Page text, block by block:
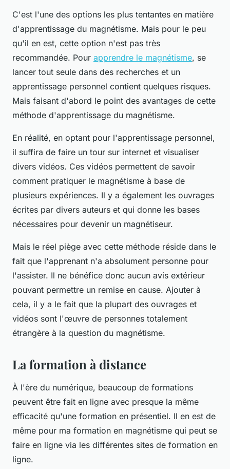
C'est l'une des options les plus tentantes en matière
d'apprentissage du magnétisme. Mais pour le peu
qu'il en est, cette option n'est pas très
recommandée. Pour apprendre le magnétisme, se
lancer tout seule dans des recherches et un
apprentissage personnel contient quelques risques.
Mais faisant d'abord le point des avantages de cette
méthode d'apprentissage du magnétisme.
En réalité, en optant pour l'apprentissage personnel,
il suffira de faire un tour sur internet et visualiser
divers vidéos. Ces vidéos permettent de savoir
comment pratiquer le magnétisme à base de
plusieurs expériences. Il y a également les ouvrages
écrites par divers auteurs et qui donne les bases
nécessaires pour devenir un magnétiseur.
Mais le réel piège avec cette méthode réside dans le
fait que l'apprenant n'a absolument personne pour
l'assister. Il ne bénéfice donc aucun avis extérieur
pouvant permettre un remise en cause. Ajouter à
cela, il y a le fait que la plupart des ouvrages et
vidéos sont l'œuvre de personnes totalement
étrangère à la question du magnétisme.
La formation à distance
À l'ère du numérique, beaucoup de formations
peuvent être fait en ligne avec presque la même
efficacité qu'une formation en présentiel. Il en est de
même pour ma formation en magnétisme qui peut se
faire en ligne via les différentes sites de formation en
ligne.